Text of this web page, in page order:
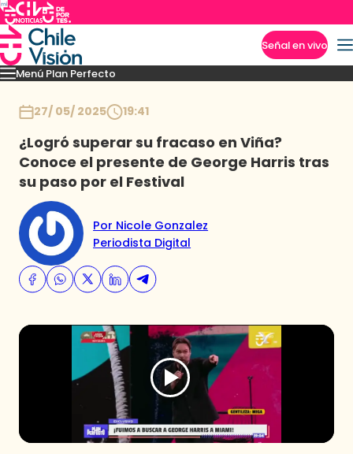
Señal en vivo
Menú Plan Perfecto
Momentos Capítulos Novedades
27/ 05/ 2025 19:41
¿Logró superar su fracaso en Viña?
Conoce el presente de George Harris tras
su paso por el Festival
Por Nicole Gonzalez
Periodista Digital
Imperdibles
Programas
Club De La Comedia
Contigo en Directo
Plan Perfecto